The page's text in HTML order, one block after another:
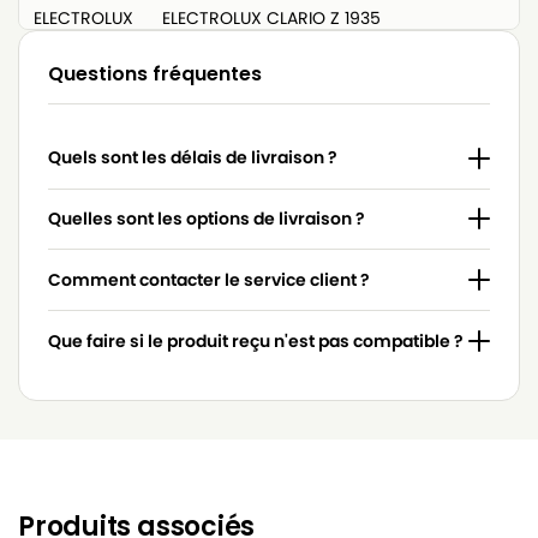
ELECTROLUX
ELECTROLUX CLARIO Z 1935
ELECTROLUX
ELECTROLUX CLARIO Z 1943
ELECTROLUX
ELECTROLUX CLARIO Z 1944
ELECTROLUX
ELECTROLUX CLARIO Z 1948
ELECTROLUX
ELECTROLUX CLARIO Z 2010
ELECTROLUX
ELECTROLUX CLARIO Z 2030
ELECTROLUX
ELECTROLUX CLARIO Z 2035
ELECTROLUX
5836
Questions fréquentes
Quels sont les délais de livraison ?
Quelles sont les options de livraison ?
Comment contacter le service client ?
Que faire si le produit reçu n'est pas compatible ?
Produits associés